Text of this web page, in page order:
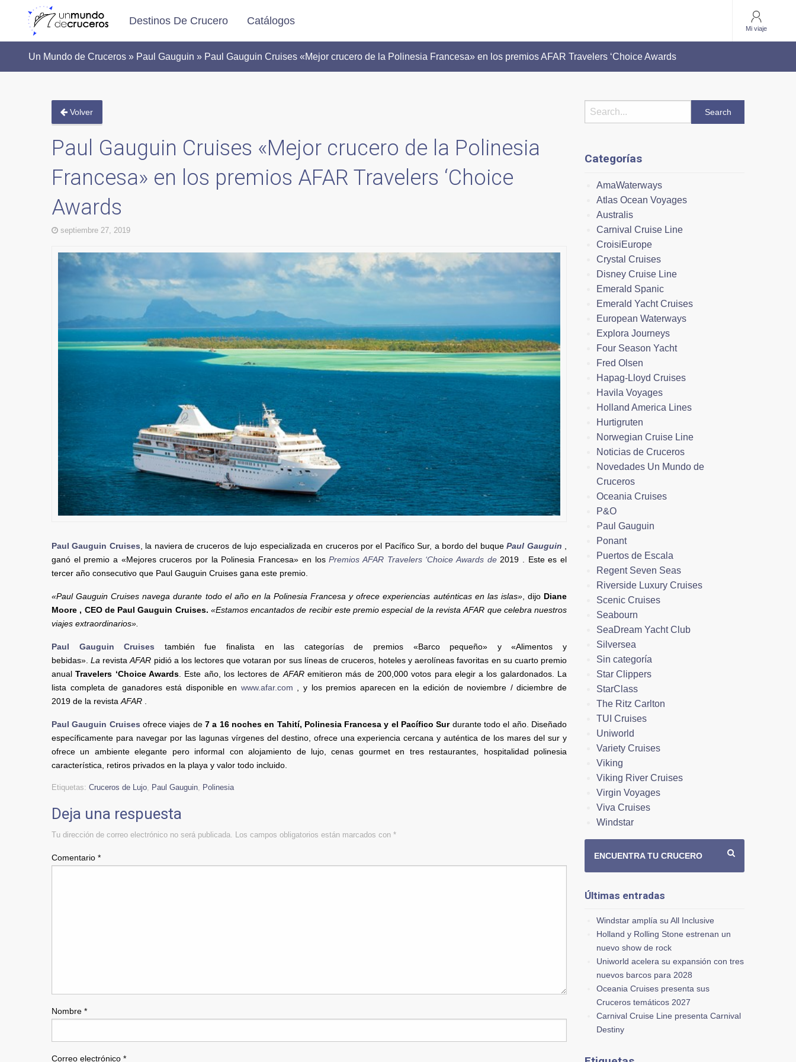
Destinos De Crucero Catálogos
Mi viaje
Un Mundo de Cruceros » Paul Gauguin » Paul Gauguin Cruises «Mejor crucero de la Polinesia Francesa» en los premios AFAR Travelers ‘Choice Awards
Volver
Paul Gauguin Cruises «Mejor crucero de la Polinesia
Francesa» en los premios AFAR Travelers ‘Choice
Awards
septiembre 27, 2019
Paul Gauguin Cruises , la naviera de cruceros de lujo especializada en cruceros por el Pacífico Sur, a bordo del buque Paul Gauguin
ganó el premio a «Mejores cruceros por la Polinesia Francesa» en losPremios AFAR Travelers ‘Choice Awards de2019 . Este es el
tercer año consecutivo que Paul Gauguin Cruises gana este premio.
«Paul Gauguin Cruises navega durante todo el año en la Polinesia Francesa y ofrece experiencias auténticas en las islas», dijo Diane
Moore , CEO de Paul Gauguin Cruises. «Estamos encantados de recibir este premio especial de la revista AFAR que celebra nuestros
viajes extraordinarios».
Paul Gauguin Cruises también fue finalista en las categorías de premios «Barco pequeño» y «Alimentos y
bebidas».La revistaAFAR pidió a los lectores que votaran por sus líneas de cruceros, hoteles y aerolíneas favoritas en su cuarto premio
anualTravelers ‘Choice Awards. Este año, los lectores de AFARemitieron más de 200,000 votos para elegir a los galardonados. La
lista completa de ganadores está disponible en www.afar.com , y los premios aparecen en la edición de noviembre / diciembre de
2019 de la revista AFAR
Paul Gauguin Cruises ofrece viajes de 7 a 16 noches en Tahití, Polinesia Francesa y el Pacífico Surdurante todo el año. Diseñado
específicamente para navegar por las lagunas vírgenes del destino, ofrece una experiencia cercana y auténtica de los mares del sur y
ofrece un ambiente elegante pero informal con alojamiento de lujo, cenas gourmet en tres restaurantes, hospitalidad polinesia
característica, retiros privados en la playa y valor todo incluido.
Etiquetas: Cruceros de Lujo, Paul Gauguin, Polinesia
Deja una respuesta
Tu dirección de correo electrónico no será publicada. Los campos obligatorios están marcados con *
Comentario *
Nombre *
Correo electrónico *
Categorías
AmaWaterways
Atlas Ocean Voyages
Australis
Carnival Cruise Line
CroisiEurope
Crystal Cruises
Disney Cruise Line
Emerald Spanic
Emerald Yacht Cruises
European Waterways
Explora Journeys
Four Season Yacht
Fred Olsen
Hapag-Lloyd Cruises
Havila Voyages
Holland America Lines
Hurtigruten
Norwegian Cruise Line
Noticias de Cruceros
Novedades Un Mundo de
Cruceros
Oceania Cruises
P&O
Paul Gauguin
Ponant
Puertos de Escala
Regent Seven Seas
Riverside Luxury Cruises
Scenic Cruises
Seabourn
SeaDream Yacht Club
Silversea
Sin categoría
Star Clippers
StarClass
The Ritz Carlton
TUI Cruises
Uniworld
Variety Cruises
Viking
Viking River Cruises
Virgin Voyages
Viva Cruises
Windstar
ENCUENTRA TU CRUCERO
Últimas entradas
Windstar amplía su All Inclusive
Holland y Rolling Stone estrenan un
nuevo show de rock
Uniworld acelera su expansión con tres
nuevos barcos para 2028
Oceania Cruises presenta sus
Cruceros temáticos 2027
Carnival Cruise Line presenta Carnival
Destiny